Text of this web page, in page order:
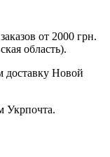
от 2000 грн.
область).
доставку Новой
Укрпочта.